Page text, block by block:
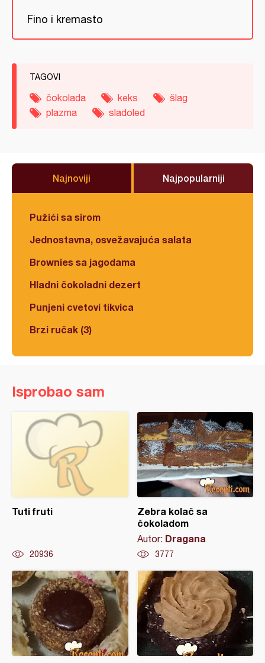
Fino i kremasto
TAGOVI
čokolada keks
šlag
plazma
sladoled
Najnoviji Najpopularniji
Pužići sa sirom
Jednostavna, osvežavajuća salata
Brownies sa jagodama
Hladni čokoladni dezert
Punjeni cvetovi tikvica
Brzi ručak (3)
Isprobao sam
Tuti fruti
20936
Zebra kolač sa
čokoladom
Autor: Dragana
3777